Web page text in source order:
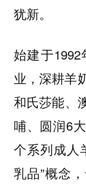
犹新。
始建于
业，深耕羊
和氏莎能、
哺、圆润6
个系列成人
乳品”概念